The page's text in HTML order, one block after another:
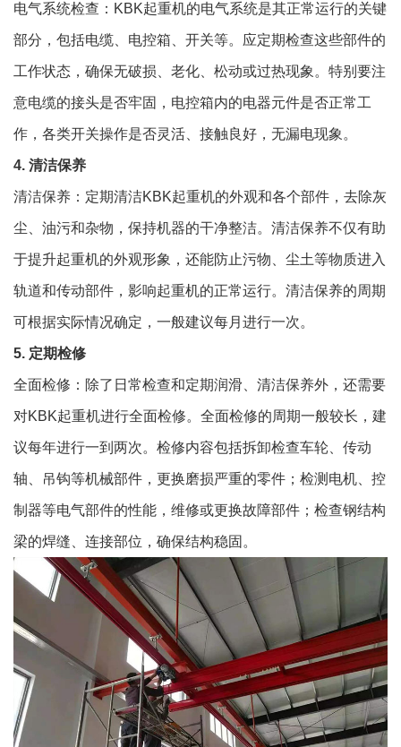
电气系统检查：KBK起重机的电气系统是其正常运行的关键
部分，包括电缆、电控箱、开关等。应定期检查这些部件的
工作状态，确保无破损、老化、松动或过热现象。特别要注
意电缆的接头是否牢固，电控箱内的电器元件是否正常工
作，各类开关操作是否灵活、接触良好，无漏电现象。
4. 清洁保养
清洁保养：定期清洁KBK起重机的外观和各个部件，去除灰
尘、油污和杂物，保持机器的干净整洁。清洁保养不仅有助
于提升起重机的外观形象，还能防止污物、尘土等物质进入
轨道和传动部件，影响起重机的正常运行。清洁保养的周期
可根据实际情况确定，一般建议每月进行一次。
5. 定期检修
全面检修：除了日常检查和定期润滑、清洁保养外，还需要
对KBK起重机进行全面检修。全面检修的周期一般较长，建
议每年进行一到两次。检修内容包括拆卸检查车轮、传动
轴、吊钩等机械部件，更换磨损严重的零件；检测电机、控
制器等电气部件的性能，维修或更换故障部件；检查钢结构
梁的焊缝、连接部位，确保结构稳固。